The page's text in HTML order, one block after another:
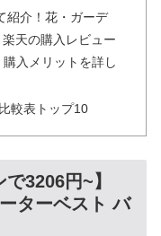
紹介！花・ガーデ
天の購入レビュー
入メリットを詳し
較表トップ10
3206円~】
ターベスト バ